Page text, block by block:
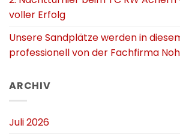
voller Erfolg
Unsere Sandplätze werden in
professionell von der Fachfirma
ARCHIV
Juli 2026